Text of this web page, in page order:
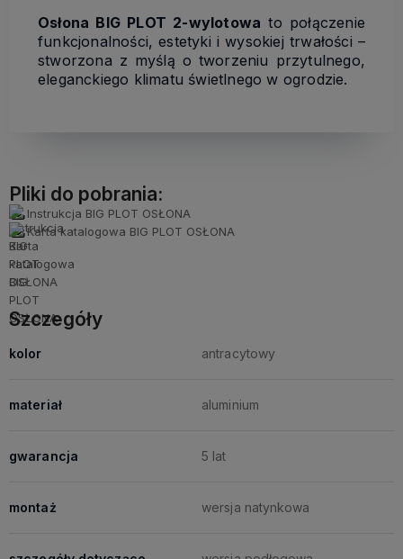
Osłona BIG PLOT 2-wylotowa to połączenie
funkcjonalności, estetyki i wysokiej trwałości –
stworzona z myślą o tworzeniu przytulnego,
eleganckiego klimatu świetlnego w ogrodzie.
Pliki do pobrania:
Instrukcja BIG PLOT OSŁONA
Karta katalogowa BIG PLOT OSŁONA
Szczegóły
kolor antracytowy
materiał aluminium
gwarancja 5 lat
montaż wersja natynkowa